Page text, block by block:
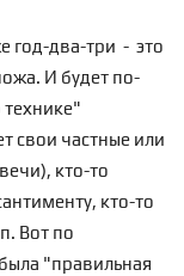
год-два-три - это
И будет по-
технике"
свои частные или
кто-то
кто-то
Вот по
"правильная